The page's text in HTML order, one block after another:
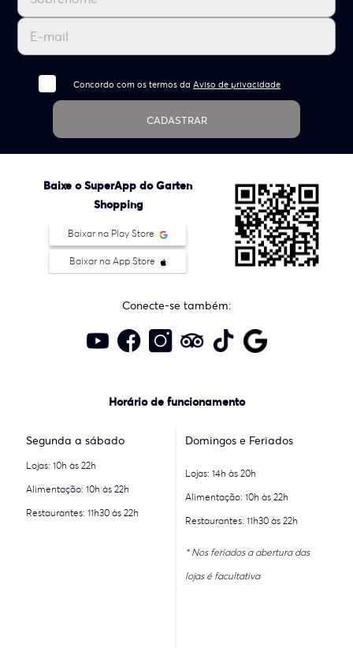
Concordo com os termos daAviso de privacidade
CADASTRAR
Baixe o SuperApp do Garten
Shopping
Baixar na Play Store
Baixar na App Store
Conecte-se também:
Horário de funcionamento
Segunda a sábado
Lojas: 10h às 22h
Alimentação: 10h às 22h
Restaurantes: 11h30 às 22h
Domingos e Feriados
Lojas: 14h às 20h
Alimentação: 10h às 22h
Restaurantes: 11h30 às 22h
* Nos feriados a abertura das
lojas é facultativa